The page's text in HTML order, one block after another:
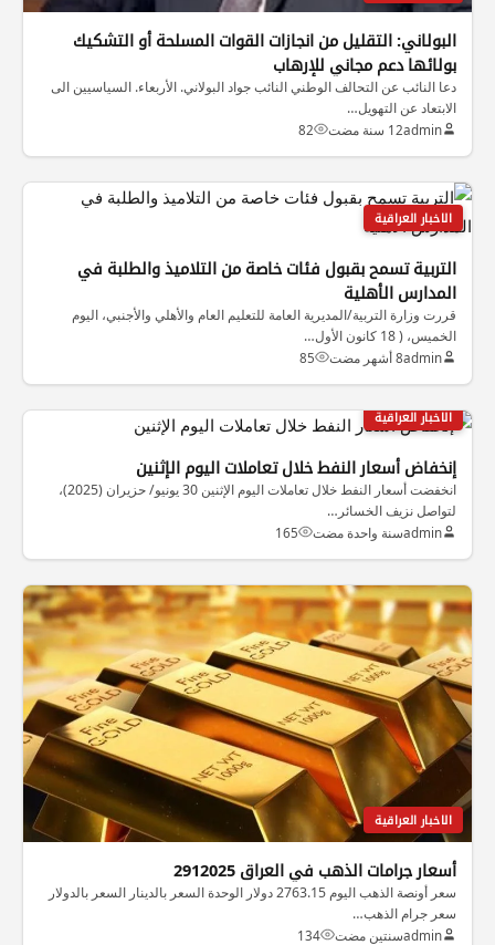
البولاني: التقليل من انجازات القوات المسلحة أو التشكيك
بولائها دعم مجاني للإرهاب
دعا النائب عن التحالف الوطني النائب جواد البولاني. الأربعاء. السياسيين الى
الابتعاد عن التهويل…
admin12 سنة مضت 82
الاخبار العراقية
التربية تسمح بقبول فئات خاصة من التلاميذ والطلبة في
المدارس الأهلية
قررت وزارة التربية/المديرية العامة للتعليم العام والأهلي والأجنبي، اليوم
الخميس، ( 18 كانون الأول…
admin8 أشهر مضت 85
الاخبار العراقية
إنخفاض أسعار النفط خلال تعاملات اليوم الإثنين
انخفضت أسعار النفط خلال تعاملات اليوم الإثنين 30 يونيو/ حزيران (2025)،
لتواصل نزيف الخسائر…
adminسنة واحدة مضت 165
الاخبار العراقية
أسعار جرامات الذهب في العراق 2912025
سعر أونصة الذهب اليوم 2763.15 دولار الوحدة السعر بالدينار السعر بالدولار
سعر جرام الذهب…
adminسنتين مضت 134